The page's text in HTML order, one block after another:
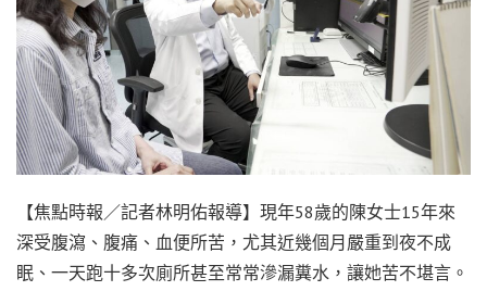
【焦點時報／記者林明佑報導】現年58歲的陳女士15年來
深受腹瀉、腹痛、血便所苦，尤其近幾個月嚴重到夜不成
眠、一天跑十多次廁所甚至常常滲漏糞水，讓她苦不堪言。